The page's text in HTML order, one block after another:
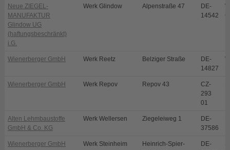
Neue ZIEGEL-
MANUFAKTUR
Glindow UG
(haftungsbeschränkt)
i.G.
Werk Glindow Alpenstraße 47
DE-
14542
Wienerberger GmbH Werk Reetz Belziger Straße
DE-
14827
Wienerberger GmbH Werk Repov Repov 43
CZ-
293
01
Alten Lehmbaustoffe
GmbH & Co. KG
Werk Wellersen Ziegeleiweg 1
DE-
37586
Wienerberger GmbH Werk Steinheim
Heinrich-Spier-
DE-